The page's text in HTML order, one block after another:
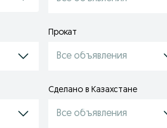
Прокат
Все объявления
Сделано в Казахстане
Все объявления